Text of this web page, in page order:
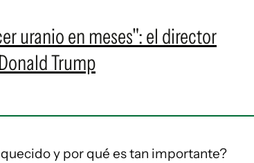
uranio en meses": el director
Trump
y por qué es tan importante?